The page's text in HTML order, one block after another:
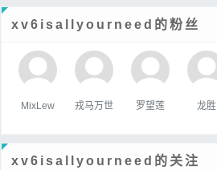
xv6isallyourneed的粉丝
MixLew 戎马万世 罗望莲 龙胜
xv6isallyourneed的关注